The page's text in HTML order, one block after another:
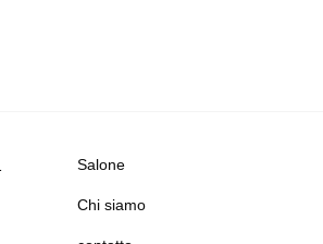
Salone
Chi siamo